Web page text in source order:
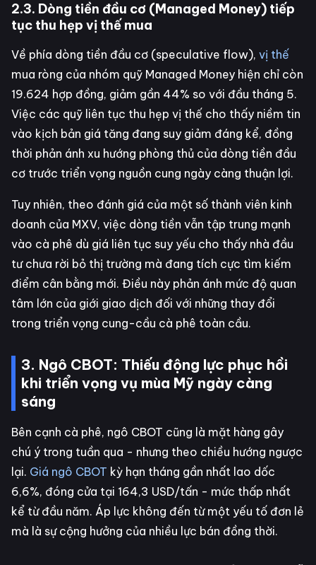
2.3. Dòng tiền đầu cơ (Managed Money) tiếp
tục thu hẹp vị thế mua
Về phía dòng tiền đầu cơ (speculative flow), vị thế
mua ròng của nhóm quỹ Managed Money hiện chỉ còn
19.624 hợp đồng, giảm gần 44% so với đầu tháng 5.
Việc các quỹ liên tục thu hẹp vị thế cho thấy niềm tin
vào kịch bản giá tăng đang suy giảm đáng kể, đồng
thời phản ánh xu hướng phòng thủ của dòng tiền đầu
cơ trước triển vọng nguồn cung ngày càng thuận lợi.
Tuy nhiên, theo đánh giá của một số thành viên kinh
doanh của MXV, việc dòng tiền vẫn tập trung mạnh
vào cà phê dù giá liên tục suy yếu cho thấy nhà đầu
tư chưa rời bỏ thị trường mà đang tích cực tìm kiếm
điểm cân bằng mới. Điều này phản ánh mức độ quan
tâm lớn của giới giao dịch đối với những thay đổi
trong triển vọng cung-cầu cà phê toàn cầu.
3. Ngô CBOT: Thiếu động lực phục hồi
khi triển vọng vụ mùa Mỹ ngày càng
sáng
Bên cạnh cà phê, ngô CBOT cũng là mặt hàng gây
chú ý trong tuần qua - nhưng theo chiều hướng ngược
lại. Giá ngô CBOT kỳ hạn tháng gần nhất lao dốc
6,6%, đóng cửa tại 164,3 USD/tấn - mức thấp nhất
kể từ đầu năm. Áp lực không đến từ một yếu tố đơn lẻ
mà là sự cộng hưởng của nhiều lực bán đồng thời.